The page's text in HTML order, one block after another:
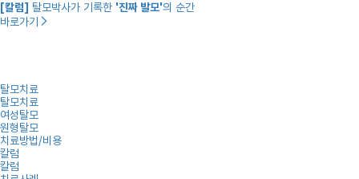
[칼럼] 탈모박사가 기록한 '진짜 발모'의 순간
바로가기
탈모치료
탈모치료
여성탈모
원형탈모
치료방법/비용
칼럼
칼럼